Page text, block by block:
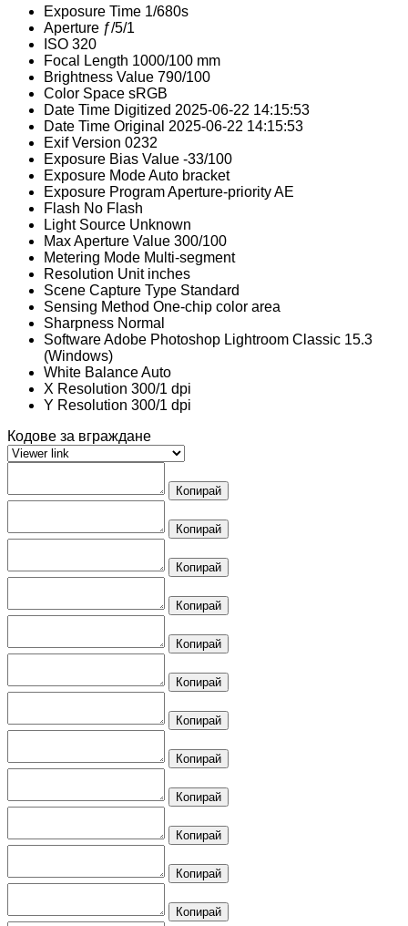
Exposure Time 1/680s
Aperture ƒ/5/1
ISO 320
Focal Length 1000/100 mm
Brightness Value 790/100
Color Space sRGB
Date Time Digitized 2025-06-22 14:15:53
Date Time Original 2025-06-22 14:15:53
Exif Version 0232
Exposure Bias Value -33/100
Exposure ModeAuto bracket
Exposure ProgramAperture-priority AE
Flash No Flash
Light Source Unknown
Max Aperture Value 300/100
Metering Mode Multi-segment
Resolution Unit inches
Scene Capture Type Standard
Sensing Method One-chip color area
Sharpness Normal
SoftwareAdobe Photoshop Lightroom Classic 15.3
(Windows)
White BalanceAuto
X Resolution 300/1 dpi
Y Resolution 300/1 dpi
Кодове за вграждане
Копирай
Копирай
Копирай
Копирай
Копирай
Копирай
Копирай
Копирай
Копирай
Копирай
Копирай
Копирай